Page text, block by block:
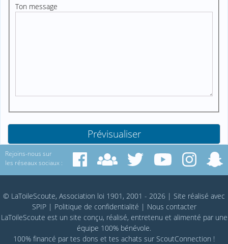
Ton message
Rejoins-nous sur
les réseaux sociaux :
© LaToileScoute, Association loi 1901, 2001 - 2026 | Site réalisé avec
SPIP| Politique de confidentialité | Nous contacter
LaToileScoute est un site conçu, réalisé, entretenu et alimenté par une
équipe 100% bénévole.
100% financé par tes dons et tes achats sur ScoutConnection !